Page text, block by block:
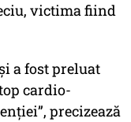
victima fiind
a fost preluat
cardio-
precizează